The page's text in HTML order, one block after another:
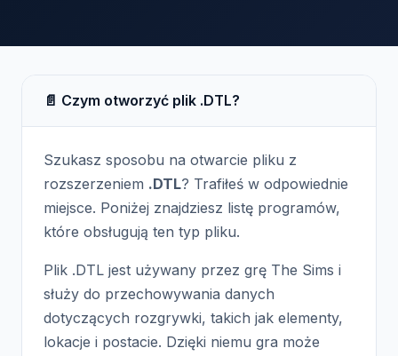
📄 Czym otworzyć plik .DTL?
Szukasz sposobu na otwarcie pliku z
rozszerzeniem .DTL? Trafiłeś w odpowiednie
miejsce. Poniżej znajdziesz listę programów,
które obsługują ten typ pliku.
Plik .DTL jest używany przez grę The Sims i
służy do przechowywania danych
dotyczących rozgrywki, takich jak elementy,
lokacje i postacie. Dzięki niemu gra może